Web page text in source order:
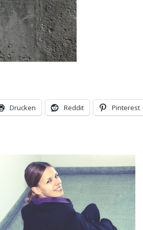
Drucken Reddit Pinterest